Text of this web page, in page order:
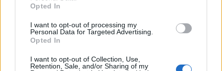
Opted In
I want to opt-out of processing my
Personal Data for Targeted Advertising.
Opted In
I want to opt-out of Collection, Use,
Retention, Sale, and/or Sharing of my
VAI ALLA VERSIONE CLASSICA